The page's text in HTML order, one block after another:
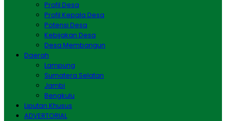
Profil Desa
Profil Kepala Desa
Potensi Desa
Kebijakan Desa
Desa Membangun
Daerah
Lampung
Sumatera Selatan
Jambi
Bengkulu
Liputan Khusus
ADVERTORIAL